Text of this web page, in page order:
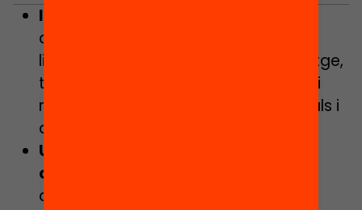
Impacte vital i educatiu:
amb baixa comprensió lectora veu
limitat el conjunt del seu aprenentatge,
té més risc d’abandonar els estudis i
menys oportunitats laborals, culturals i
de participació ciutadana.
Un problema estructural i
cronificat:
anys que obté resultats per sota la